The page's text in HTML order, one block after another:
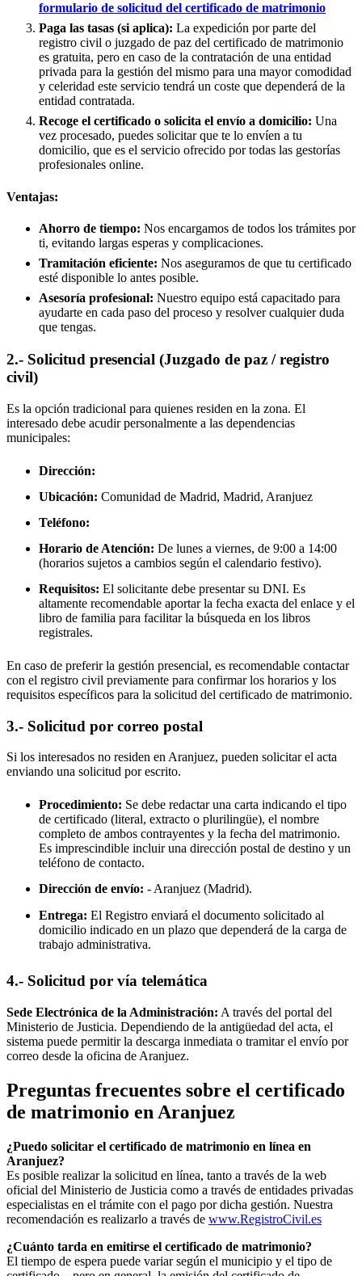
formulario de solicitud del certificado de matrimonio
Paga las tasas (si aplica): La expedición por parte del
registro civil o juzgado de paz del certificado de matrimonio
es gratuita, pero en caso de la contratación de una entidad
privada para la gestión del mismo para una mayor comodidad
y celeridad este servicio tendrá un coste que dependerá de la
entidad contratada.
Recoge el certificado o solicita el envío a domicilio: Una
vez procesado, puedes solicitar que te lo envíen a tu
domicilio, que es el servicio ofrecido por todas las gestorías
profesionales online.
Ventajas:
Ahorro de tiempo: Nos encargamos de todos los trámites por
ti, evitando largas esperas y complicaciones.
Tramitación eficiente: Nos aseguramos de que tu certificado
esté disponible lo antes posible.
Asesoría profesional: Nuestro equipo está capacitado para
ayudarte en cada paso del proceso y resolver cualquier duda
que tengas.
2.- Solicitud presencial (Juzgado de paz / registro
civil)
Es la opción tradicional para quienes residen en la zona. El
interesado debe acudir personalmente a las dependencias
municipales:
Dirección:
Ubicación: Comunidad de Madrid, Madrid, Aranjuez
Teléfono:
Horario de Atención: De lunes a viernes, de 9:00 a 14:00
(horarios sujetos a cambios según el calendario festivo).
Requisitos: El solicitante debe presentar su DNI. Es
altamente recomendable aportar la fecha exacta del enlace y el
libro de familia para facilitar la búsqueda en los libros
registrales.
En caso de preferir la gestión presencial, es recomendable contactar
con el registro civil previamente para confirmar los horarios y los
requisitos específicos para la solicitud del certificado de matrimonio.
3.- Solicitud por correo postal
Si los interesados no residen en Aranjuez, pueden solicitar el acta
enviando una solicitud por escrito.
Procedimiento: Se debe redactar una carta indicando el tipo
de certificado (literal, extracto o plurilingüe), el nombre
completo de ambos contrayentes y la fecha del matrimonio.
Es imprescindible incluir una dirección postal de destino y un
teléfono de contacto.
Dirección de envío: -Aranjuez (Madrid).
Entrega: El Registro enviará el documento solicitado al
domicilio indicado en un plazo que dependerá de la carga de
trabajo administrativa.
4.- Solicitud por vía telemática
Sede Electrónica de la Administración: A través del portal del
Ministerio de Justicia. Dependiendo de la antigüedad del acta, el
sistema puede permitir la descarga inmediata o tramitar el envío por
correo desde la oficina de Aranjuez.
Preguntas frecuentes sobre el certificado
de matrimonio en Aranjuez
¿Puedo solicitar el certificado de matrimonio en línea en
Aranjuez?
Es posible realizar la solicitud en línea, tanto a través de la web
oficial del Ministerio de Justicia como a través de entidades privadas
especialistas en el trámite con el pago por dicha gestión. Nuestra
recomendación es realizarlo a través de www.RegistroCivil.es
¿Cuánto tarda en emitirse el certificado de matrimonio?
El tiempo de espera puede variar según el municipio y el tipo de